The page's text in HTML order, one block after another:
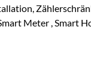
Meter , Smart